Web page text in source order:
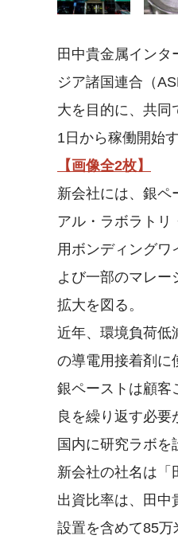
田中貴金属イン
ジア諸国連合（
大を目的に、共同
1日から稼働開始
【画像全2枚】
新会社には、銀ペ
アル・ラボラトリ
用ボンディングワ
よび一部のマレ
拡大を図る。
近年、環境負荷低
の導電用接着剤に
銀ペーストは顧客
良を繰り返す必
国内に研究ラボを
新会社の社名は「
出資比率は、田中
設置を含めて85万